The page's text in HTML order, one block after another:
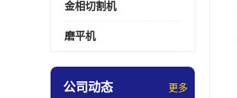
金相切割机
磨平机
公司动态 更多